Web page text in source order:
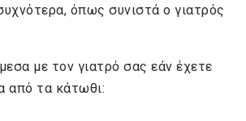
όπως συνιστά ο γιατρός
με τον γιατρό σας εάν έχετε
από τα κάτωθι: